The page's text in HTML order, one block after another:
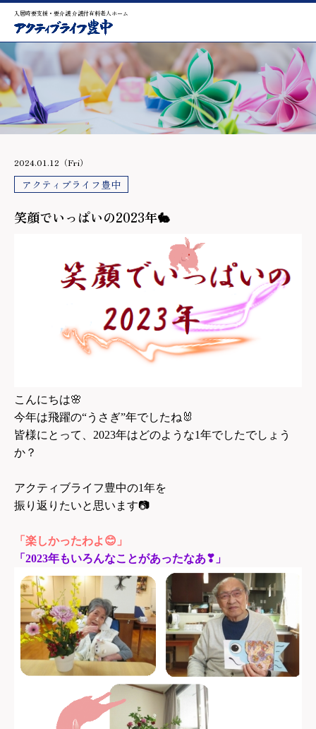
入居時要支援・要介護 介護付有料老人ホーム
2024.01.12（Fri）
アクティブライフ豊中
笑顔でいっぱいの2023年🐇
こんにちは🌸
今年は飛躍の“うさぎ”年でしたね🐰
皆様にとって、2023年はどのような1年でしたでしょう
か？
アクティブライフ豊中の1年を
振り返りたいと思います📷
「楽しかったわよ😊」
「2023年もいろんなことがあったなあ❣」